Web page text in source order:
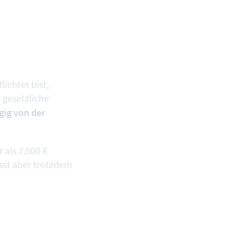
bist,
von der
7.500 €
aber trotzdem